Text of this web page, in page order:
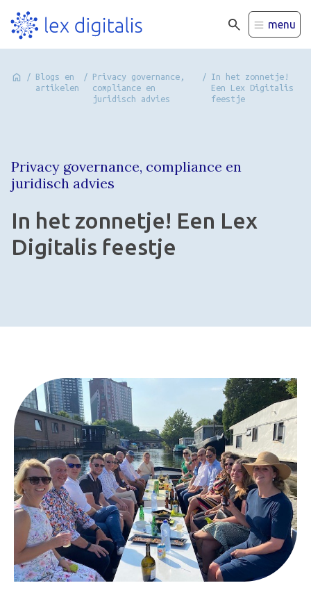
menu
/ Blogs en
artikelen
/ Privacy governance,
compliance en
juridisch advies
/ In het zonnetje!
Een Lex Digitalis
feestje
Privacy governance, compliance en
juridisch advies
In het zonnetje! Een Lex
Digitalis feestje